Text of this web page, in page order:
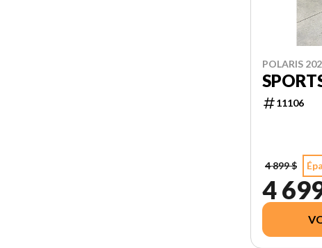
POLARIS
11106
4 899 $
4